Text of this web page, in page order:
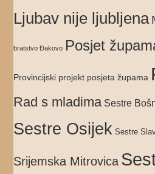
Ljubav nije ljubljena
bratstvo Đakovo Posjet
Provincijski projekt posjeta župama
Rad s mladima Sestre
Sestre Osijek Sestre
Srijemska Mitrovica